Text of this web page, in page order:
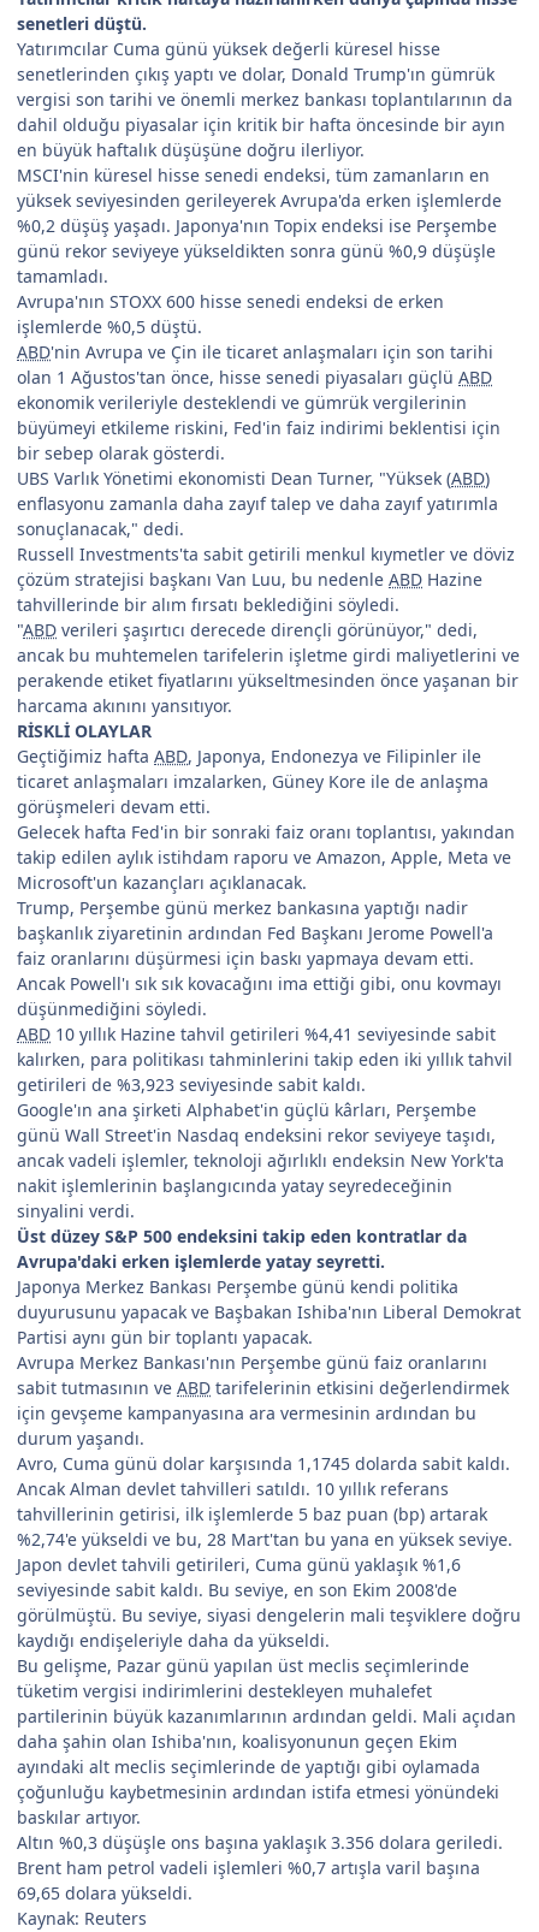
senetleri düştü.
Yatırımcılar Cuma günü yüksek değerli küresel hisse
senetlerinden çıkış yaptı ve dolar, Donald Trump'ın gümrük
vergisi son tarihi ve önemli merkez bankası toplantılarının da
dahil olduğu piyasalar için kritik bir hafta öncesinde bir ayın
en büyük haftalık düşüşüne doğru ilerliyor.
MSCI'nin küresel hisse senedi endeksi, tüm zamanların en
yüksek seviyesinden gerileyerek Avrupa'da erken işlemlerde
%0,2 düşüş yaşadı. Japonya'nın Topix endeksi ise Perşembe
günü rekor seviyeye yükseldikten sonra günü %0,9 düşüşle
tamamladı.
Avrupa'nın STOXX 600 hisse senedi endeksi de erken
işlemlerde %0,5 düştü.
ABD'nin Avrupa ve Çin ile ticaret anlaşmaları için son tarihi
olan 1 Ağustos'tan önce, hisse senedi piyasaları güçlü ABD
ekonomik verileriyle desteklendi ve gümrük vergilerinin
büyümeyi etkileme riskini, Fed'in faiz indirimi beklentisi için
bir sebep olarak gösterdi.
UBS Varlık Yönetimi ekonomisti Dean Turner, "Yüksek (ABD)
enflasyonu zamanla daha zayıf talep ve daha zayıf yatırımla
sonuçlanacak," dedi.
Russell Investments'ta sabit getirili menkul kıymetler ve döviz
çözüm stratejisi başkanı Van Luu, bu nedenle ABD Hazine
tahvillerinde bir alım fırsatı beklediğini söyledi.
"ABD verileri şaşırtıcı derecede dirençli görünüyor," dedi,
ancak bu muhtemelen tarifelerin işletme girdi maliyetlerini ve
perakende etiket fiyatlarını yükseltmesinden önce yaşanan bir
harcama akınını yansıtıyor.
RİSKLİ OLAYLAR
Geçtiğimiz hafta ABD, Japonya, Endonezya ve Filipinler ile
ticaret anlaşmaları imzalarken, Güney Kore ile de anlaşma
görüşmeleri devam etti.
Gelecek hafta Fed'in bir sonraki faiz oranı toplantısı, yakından
takip edilen aylık istihdam raporu ve Amazon, Apple, Meta ve
Microsoft'un kazançları açıklanacak.
Trump, Perşembe günü merkez bankasına yaptığı nadir
başkanlık ziyaretinin ardından Fed Başkanı Jerome Powell'a
faiz oranlarını düşürmesi için baskı yapmaya devam etti.
Ancak Powell'ı sık sık kovacağını ima ettiği gibi, onu kovmayı
düşünmediğini söyledi.
ABD 10 yıllık Hazine tahvil getirileri %4,41 seviyesinde sabit
kalırken, para politikası tahminlerini takip eden iki yıllık tahvil
getirileri de %3,923 seviyesinde sabit kaldı.
Google'ın ana şirketi Alphabet'in güçlü kârları, Perşembe
günü Wall Street'in Nasdaq endeksini rekor seviyeye taşıdı,
ancak vadeli işlemler, teknoloji ağırlıklı endeksin New York'ta
nakit işlemlerinin başlangıcında yatay seyredeceğinin
sinyalini verdi.
Üst düzey S&P 500 endeksini takip eden kontratlar da
Avrupa'daki erken işlemlerde yatay seyretti.
Japonya Merkez Bankası Perşembe günü kendi politika
duyurusunu yapacak ve Başbakan Ishiba'nın Liberal Demokrat
Partisi aynı gün bir toplantı yapacak.
Avrupa Merkez Bankası'nın Perşembe günü faiz oranlarını
sabit tutmasının ve ABD tarifelerinin etkisini değerlendirmek
için gevşeme kampanyasına ara vermesinin ardından bu
durum yaşandı.
Avro, Cuma günü dolar karşısında 1,1745 dolarda sabit kaldı.
Ancak Alman devlet tahvilleri satıldı. 10 yıllık referans
tahvillerinin getirisi, ilk işlemlerde 5 baz puan (bp) artarak
%2,74'e yükseldi ve bu, 28 Mart'tan bu yana en yüksek seviye.
Japon devlet tahvili getirileri, Cuma günü yaklaşık %1,6
seviyesinde sabit kaldı. Bu seviye, en son Ekim 2008'de
görülmüştü. Bu seviye, siyasi dengelerin mali teşviklere doğru
kaydığı endişeleriyle daha da yükseldi.
Bu gelişme, Pazar günü yapılan üst meclis seçimlerinde
tüketim vergisi indirimlerini destekleyen muhalefet
partilerinin büyük kazanımlarının ardından geldi. Mali açıdan
daha şahin olan Ishiba'nın, koalisyonunun geçen Ekim
ayındaki alt meclis seçimlerinde de yaptığı gibi oylamada
çoğunluğu kaybetmesinin ardından istifa etmesi yönündeki
baskılar artıyor.
Altın %0,3 düşüşle ons başına yaklaşık 3.356 dolara geriledi.
Brent ham petrol vadeli işlemleri %0,7 artışla varil başına
69,65 dolara yükseldi.
Kaynak: Reuters